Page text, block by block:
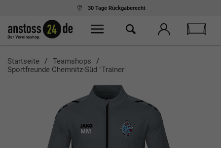
30 Tage Rückgaberecht
Startseite
Teamshops
Sportfreunde Chemnitz-Süd "Trainer"